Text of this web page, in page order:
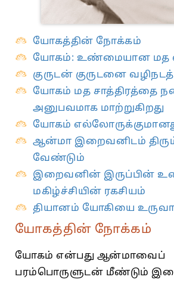
யோகத்தின் நோக்கம்
யோகம்: உண்மையான மத
குருடன் குருடனை
யோகம் மத சாத்திரத்தை
அனுபவமாக மாற்றுகிறது
யோகம்
ஆன்மா இறைவனிடம்
வேண்டும்
இறைவனின் இருப்பின்
மகிழ்ச்சியின் ரகசியம்
தியானம் யோகியை
யோகத்தின் நோக்கம்
யோகம்‌ என்பது ஆன்மாவைப்‌
பரம்பொருளுடன்‌ மீண்டும்‌